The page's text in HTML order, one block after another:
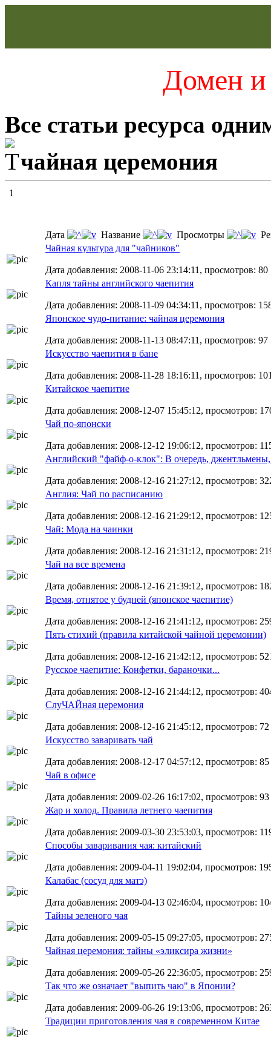
Домен и
Все статьи ресурса
чайная церемония
1
Дата Название Просмотры
Чайная культура для "чайников"
Дата добавления: 2008-11-06 23:14:11, просмотров: 80
Капля тайны английского чаепития
Дата добавления: 2008-11-09 04:34:11, просмотров:
Японское чудо-питание: чайная церемония
Дата добавления: 2008-11-13 08:47:11, просмотров: 97
Искусство чаепития в бане
Дата добавления: 2008-11-28 18:16:11, просмотров:
Китайское чаепитие
Дата добавления: 2008-12-07 15:45:12, просмотров:
Чай по-японски
Дата добавления: 2008-12-12 19:06:12, просмотров:
Английский "файф-о-клок": В очередь, джентльмены,
Дата добавления: 2008-12-16 21:27:12, просмотров:
Англия: Чай по расписанию
Дата добавления: 2008-12-16 21:29:12, просмотров:
Чай: Мода на чаинки
Дата добавления: 2008-12-16 21:31:12, просмотров:
Чай на все времена
Дата добавления: 2008-12-16 21:39:12, просмотров:
Время, отнятое у будней (японское чаепитие)
Дата добавления: 2008-12-16 21:41:12, просмотров:
Пять стихий (правила китайской чайной церемонии)
Дата добавления: 2008-12-16 21:42:12, просмотров:
Русское чаепитие: Конфетки, бараночки...
Дата добавления: 2008-12-16 21:44:12, просмотров:
СлуЧАЙная церемония
Дата добавления: 2008-12-16 21:45:12, просмотров: 72
Искусство заваривать чай
Дата добавления: 2008-12-17 04:57:12, просмотров: 85
Чай в офисе
Дата добавления: 2009-02-26 16:17:02, просмотров: 93
Жар и холод. Правила летнего чаепития
Дата добавления: 2009-03-30 23:53:03, просмотров:
Способы заваривания чая: китайский
Дата добавления: 2009-04-11 19:02:04, просмотров:
Калабас (сосуд для матэ)
Дата добавления: 2009-04-13 02:46:04, просмотров:
Тайны зеленого чая
Дата добавления: 2009-05-15 09:27:05, просмотров:
Чайная церемония: тайны «эликсира жизни»
Дата добавления: 2009-05-26 22:36:05, просмотров:
Так что же означает "выпить чаю" в Японии?
Дата добавления: 2009-06-26 19:13:06, просмотров:
Традиции приготовления чая в современном Китае